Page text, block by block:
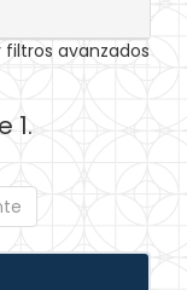
filtros avanzados
1.